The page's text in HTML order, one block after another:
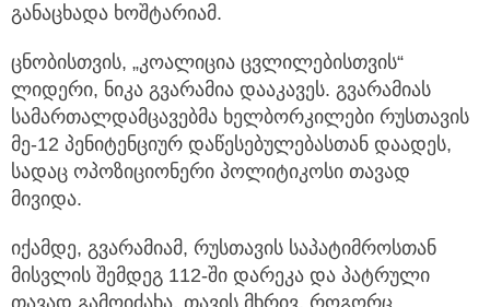
განაცხადა ხოშტარიამ.
ცნობისთვის, „კოალიცია ცვლილებისთვის“
ლიდერი, ნიკა გვარამია დააკავეს. გვარამიას
სამართალდამცავებმა ხელბორკილები რუსთავის
მე-12 პენიტენციურ დაწესებულებასთან დაადეს,
სადაც ოპოზიციონერი პოლიტიკოსი თავად
მივიდა.
იქამდე, გვარამიამ, რუსთავის საპატიმროსთან
მისვლის შემდეგ 112-ში დარეკა და პატრული
თავად გამოიძახა. თავის მხრივ, როგორც